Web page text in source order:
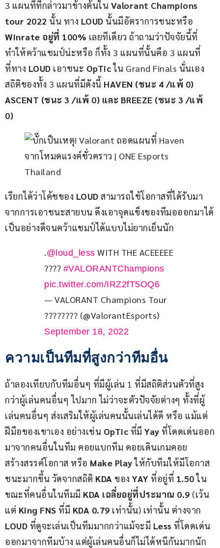
3 แผนที่ที่กล่าวมาข้างต้นใน Valorant Champions
tour 2022 นั้น ทาง LOUD นั้นมีอัตราการชนะหรือ
Winrate อยู่ที่ 100% เลยทีเดียว ถ้าถามว่าปัจจัยนี้ที่
ทำให้คว้าแชมป์น่ะหรือ ก็ทั้ง 3 แผนที่นั้นคือ 3 แผนที่
ที่ทาง LOUD เอาชนะ OpTic ใน Grand Finals นั่นเอง
สถิติของทั้ง 3 แผนที่มีดังนี้ HAVEN (ชนะ 4 /แพ้ 0)
ASCENT (ชนะ 3 /แพ้ 0) และ BREEZE (ชนะ 3 /แพ้
0)
เรียกได้ว่าโค้ชของ LOUD สามารถใช้โอกาสที่ได้รับมา
จากการเอาชนะสายบน ดึงเอาจุดแข็งของทีมอออกมาได้
เป็นอย่างดีจนคว้าแชมป์ได้แบบไม่ยากเย็นนัก
.@loud_less WITH THE ACEEEEE
???? #VALORANTChampions
pic.twitter.com/IRZ2fT5OQ6
— VALORANT Champions Tour
???????? (@ValorantEsports)
September 18, 2022
ความเป็นทีมที่สูงกว่าทีมอื่น
ถ้าลองเทียบกับทีมอื่นๆ ที่มีผู้เล่น 1 ที่มีสถิติส่วนตัวที่สูง
กว่าผู้เล่นคนอื่นๆ ไปมาก ไม่ว่าจะตัวปัจจัยต่างๆ ทั้งที่ผู้
เล่นคนอื่นๆ ส่งเสริมให้ผู้เล่นคนนั้นเล่นได้ดี หรือ แม้แต่
ฝีมือของเขาเอง อย่างเช่น OpTic ที่มี Yay ที่โดดเด่นออก
มาจากคนอื่นในทีม คอยแบกทีม คอยเดินเกมคอย
สร้างสรรค์โอกาส หรือ Make Play ให้กับทีมให้มีโอกาส
ชนะมากขึ้น วัดจากสถิติ KDA ของ YAY ที่อยู่ที่ 1.50 ใน
ขณะที่คนอื่นในทีมมี KDA เฉลี่ยอยู่ที่ประมาณ 0.9 (เว้น
แต่ King FNS ที่มี KDA 0.79 เท่านั้น) เท่านั้น ต่างจาก
LOUD ที่ดูจะเล่นเป็นทีมมากกว่าแม้จะมี Less ที่โดดเด่น
ออกมาจากทีมบ้าง แต่ผู้เล่นคนอื่นก็ไม่ได้หนีกันมากนัก